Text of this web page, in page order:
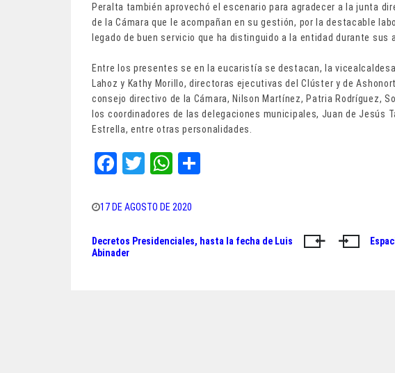
Peralta también aprovechó el escenario para agradecer a la junta
de la Cámara que le acompañan en su gestión, por la destacable
legado de buen servicio que ha distinguido a la entidad durante sus
Entre los presentes se en la eucaristía se destacan, la
Lahoz y Kathy Morillo, directoras ejecutivas del Clúster y de
consejo directivo de la Cámara, Nilson Martínez, Patria Rodríguez,
los coordinadores de las delegaciones municipales, Juan de Jesús
Estrella, entre otras personalidades.
Fa
bo
ok
T
tt
er
W
ts
A
pp
17 DE AGOSTO DE 2020
Navegación
Decretos Presidenciales, hasta la fecha de Luis
Abinader